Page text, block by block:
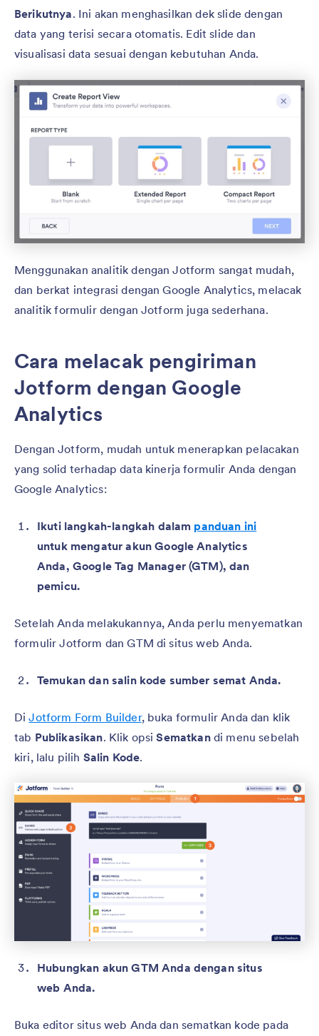
Berikutnya. Ini akan menghasilkan dek slide dengan
data yang terisi secara otomatis. Edit slide dan
visualisasi data sesuai dengan kebutuhan Anda.
Menggunakan analitik dengan Jotform sangat mudah,
dan berkat integrasi dengan Google Analytics, melacak
analitik formulir dengan Jotform juga sederhana.
Cara melacak pengiriman
Jotform dengan Google
Analytics
Dengan Jotform, mudah untuk menerapkan pelacakan
yang solid terhadap data kinerja formulir Anda dengan
Google Analytics:
Ikuti langkah-langkah dalam panduan ini
untuk mengatur akun Google Analytics
Anda, Google Tag Manager (GTM), dan
pemicu.
Setelah Anda melakukannya, Anda perlu menyematkan
formulir Jotform dan GTM di situs web Anda.
Temukan dan salin kode sumber semat Anda.
DiJotform Form Builder, buka formulir Anda dan klik
tab Publikasikan. Klik opsiSematkandi menu sebelah
kiri, lalu pilih Salin Kode.
Hubungkan akun GTM Anda dengan situs
web Anda.
Buka editor situs web Anda dan sematkan kode pada